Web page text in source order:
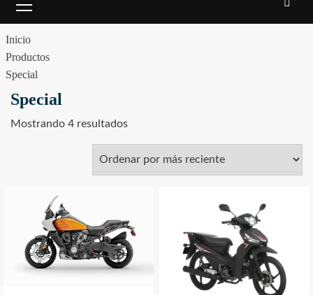
principal
Inicio
Productos
Special
Special
Mostrando 4 resultadosSorted
latest